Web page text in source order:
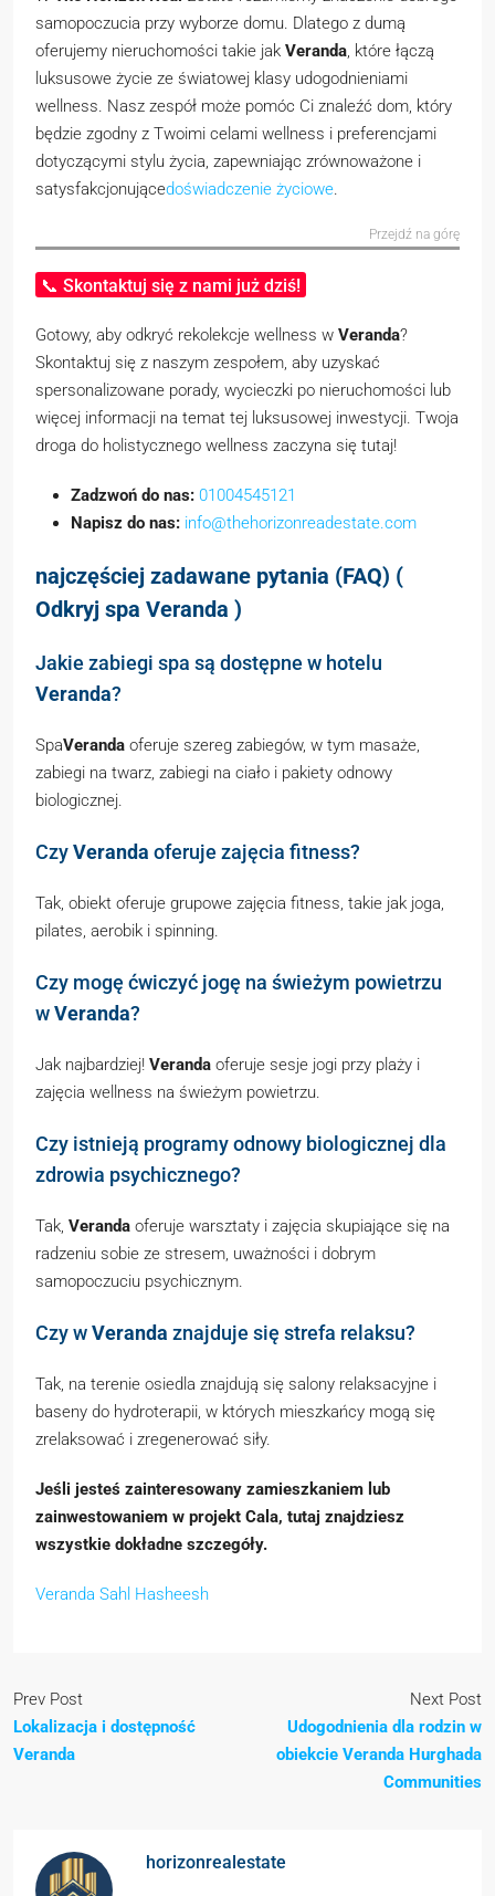
samopoczucia przy wyborze domu. Dlatego z dumą
oferujemy nieruchomości takie jak Veranda, które łączą
luksusowe życie ze światowej klasy udogodnieniami
wellness. Nasz zespół może pomóc Ci znaleźć dom, który
będzie zgodny z Twoimi celami wellness i preferencjami
dotyczącymi stylu życia, zapewniając zrównoważone i
satysfakcjonującedoświadczenie życiowe.
Przejdź na górę
📞 Skontaktuj się z nami już dziś!
Gotowy, aby odkryć rekolekcje wellness w Veranda?
Skontaktuj się z naszym zespołem, aby uzyskać
spersonalizowane porady, wycieczki po nieruchomości lub
więcej informacji na temat tej luksusowej inwestycji. Twoja
droga do holistycznego wellness zaczyna się tutaj!
Zadzwoń do nas: 01004545121
Napisz do nas: info@thehorizonreadestate.com
najczęściej zadawane pytania (FAQ) (
Odkryj spa Veranda )
Jakie zabiegi spa są dostępne w hotelu
Veranda?
SpaVeranda oferuje szereg zabiegów, w tym masaże,
zabiegi na twarz, zabiegi na ciało i pakiety odnowy
biologicznej.
CzyVeranda oferuje zajęcia fitness?
Tak, obiekt oferuje grupowe zajęcia fitness, takie jak joga,
pilates, aerobik i spinning.
Czy mogę ćwiczyć jogę na świeżym powietrzu
wVeranda?
Jak najbardziej! Veranda oferuje sesje jogi przy plaży i
zajęcia wellness na świeżym powietrzu.
Czy istnieją programy odnowy biologicznej dla
zdrowia psychicznego?
Tak, Veranda oferuje warsztaty i zajęcia skupiające się na
radzeniu sobie ze stresem, uważności i dobrym
samopoczuciu psychicznym.
Czy wVeranda znajduje się strefa relaksu?
Tak, na terenie osiedla znajdują się salony relaksacyjne i
baseny do hydroterapii, w których mieszkańcy mogą się
zrelaksować i zregenerować siły.
Jeśli jesteś zainteresowany zamieszkaniem lub
zainwestowaniem w projekt Cala, tutaj znajdziesz
wszystkie dokładne szczegóły.
Veranda Sahl Hasheesh
Prev Post
Lokalizacja i dostępność
Veranda
Next Post
Udogodnienia dla rodzin w
obiekcie Veranda Hurghada
Communities
horizonrealestate